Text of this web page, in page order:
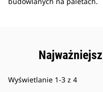
Wyświetlanie 1-3 z 4